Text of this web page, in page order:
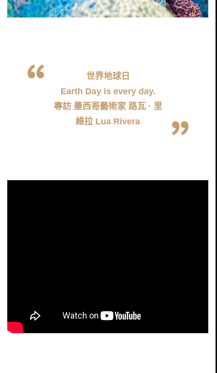
世界地球日
Earth Day is every day.
專訪 墨西哥藝術家 路瓦 · 里
維拉 Lua Rivera